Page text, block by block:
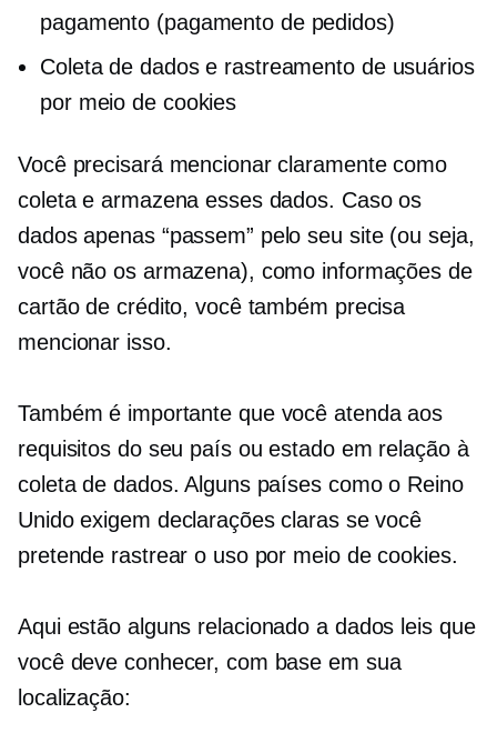
pagamento (pagamento de pedidos)
Coleta de dados e rastreamento de usuários
por meio de cookies
Você precisará mencionar claramente como
coleta e armazena esses dados. Caso os
dados apenas “passem” pelo seu site (ou seja,
você não os armazena), como informações de
cartão de crédito, você também precisa
mencionar isso.
Também é importante que você atenda aos
requisitos do seu país ou estado em relação à
coleta de dados. Alguns países como o Reino
Unido exigem declarações claras se você
pretende rastrear o uso por meio de cookies.
Aqui estão alguns relacionado a dados leis que
você deve conhecer, com base em sua
localização: